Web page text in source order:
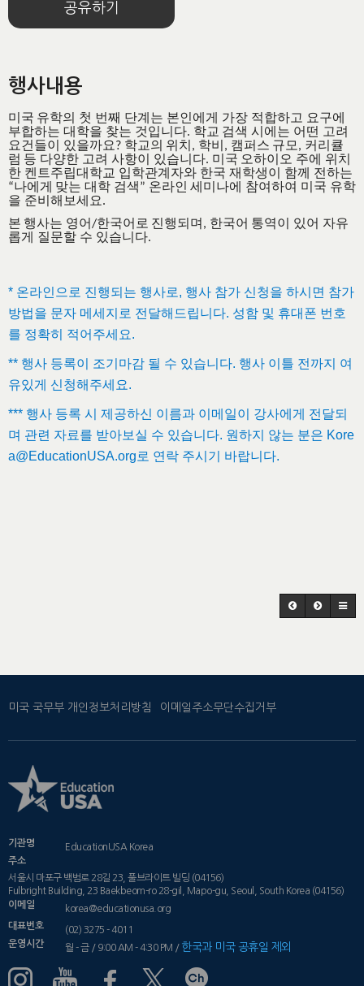
공유하기
행사내용
미국 유학의 첫 번째 단계는 본인에게 가장 적합하고 요구에
부합하는 대학을 찾는 것입니다. 학교 검색 시에는 어떤 고려
요건들이
있을까요? 학교의 위치 , 학비 , 캠퍼스 규모 , 커리큘
럼 등 다양한 고려 사항이 있습니다. 미국 오하이오 주에 위치
한 켄트주립대학교 입학관계자와 한국 재학생이 함께 전하는
“나에게 맞는 대학 검색” 온라인 세미나에 참여하여 미국 유학
을 준비해보세요.
본 행사는 영어/한국어로 진행되며 , 한국어 통역이 있어 자유
롭게 질문할 수 있습니다.
* 온라인으로 진행되는 행사로, 행사 참가 신청을 하시면 참가
방법을 문자 메세지로 전달해드립니다. 성함 및 휴대폰 번호
를 정확히 적어주세요.
** 행사 등록이 조기마감 될 수 있습니다. 행사 이틀 전까지
여
유있게 신청해주세요.
*** 행사 등록 시 제공하신 이름과 이메일이 강사에게 전달되
며 관련 자료를 받아보실 수 있습니다. 원하지 않는 분은 Kore
a@EducationUSA.org 로 연락 주시기 바랍니다.
미국 국무부 개인정보처리방침 이메일주소무단수집거부
기관명
EducationUSA Korea
주소
서울시 마포구 백범로 28길 23, 풀브라이트 빌딩 (04156)
Fulbright Building, 23 Baekbeom-ro 28-gil, Mapo-gu, Seoul, South Korea (04156)
이메일
korea@educationusa.org
대표번호
(02) 3275 - 4011
운영시간
월 - 금 / 9:00 AM - 4:30 PM / 한국과 미국 공휴일 제외